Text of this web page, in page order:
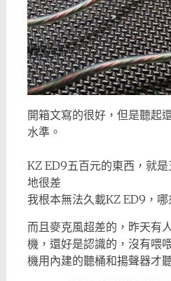
開箱文寫的很好，但是聽起
水準。
KZ ED9五百元的東西，就
地很差
我根本無法久載KZ ED9，
而且麥克風超差的，昨天有
機，還好是認識的，沒有喂
機用內建的聽桶和揚聲器才